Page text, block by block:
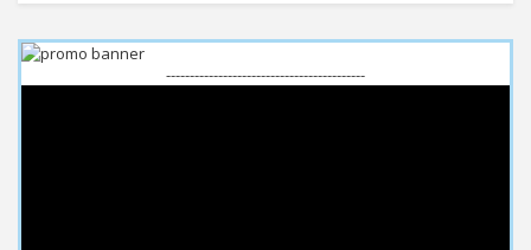
------------------------------------------